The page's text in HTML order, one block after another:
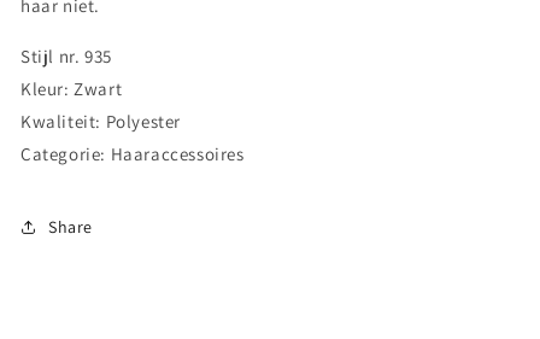
haar niet.
Stijl nr. 935
Kleur: Zwart
Kwaliteit: Polyester
Categorie: Haaraccessoires
Share